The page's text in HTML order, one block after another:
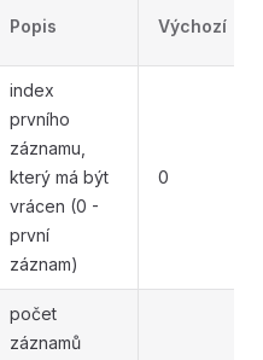
Popis Výchozí
index
prvního
záznamu,
který má být
vrácen (0 -
první
záznam)
0
počet
záznamů